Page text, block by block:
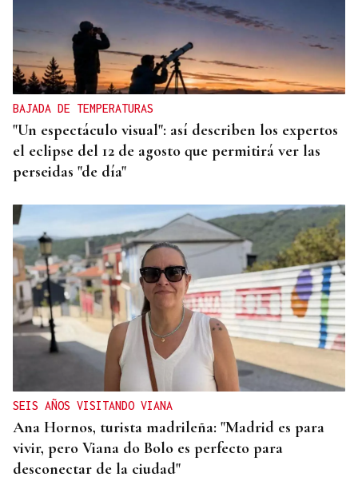
BAJADA DE TEMPERATURAS
"Un espectáculo visual": así describen los expertos
el eclipse del 12 de agosto que permitirá ver las
perseidas "de día"
SEIS AÑOS VISITANDO VIANA
Ana Hornos, turista madrileña: "Madrid es para
vivir, pero Viana do Bolo es perfecto para
desconectar de la ciudad"